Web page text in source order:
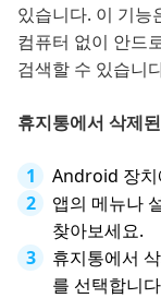
있습니다. 이 기능
컴퓨터 없이 안드
검색할 수 있습니
휴지통에서 삭제
Android 장치
앱의 메뉴나
찾아보세요.
휴지통에서
를 선택합니